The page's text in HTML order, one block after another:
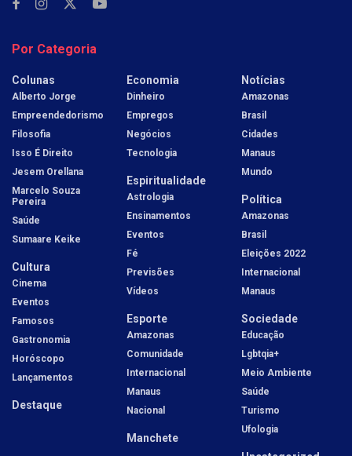
Por Categoria
Colunas
Alberto Jorge
Empreendedorismo
Filosofia
Isso É Direito
Jesem Orellana
Marcelo Souza
Pereira
Saúde
Sumaare Keike
Cultura
Cinema
Eventos
Famosos
Gastronomia
Horóscopo
Lançamentos
Destaque
Economia
Dinheiro
Empregos
Negócios
Tecnologia
Espiritualidade
Astrologia
Ensinamentos
Eventos
Fé
Previsões
Vídeos
Esporte
Amazonas
Comunidade
Internacional
Manaus
Nacional
Manchete
Notícias
Amazonas
Brasil
Cidades
Manaus
Mundo
Política
Amazonas
Brasil
Eleições 2022
Internacional
Manaus
Sociedade
Educação
Lgbtqia+
Meio Ambiente
Saúde
Turismo
Ufologia